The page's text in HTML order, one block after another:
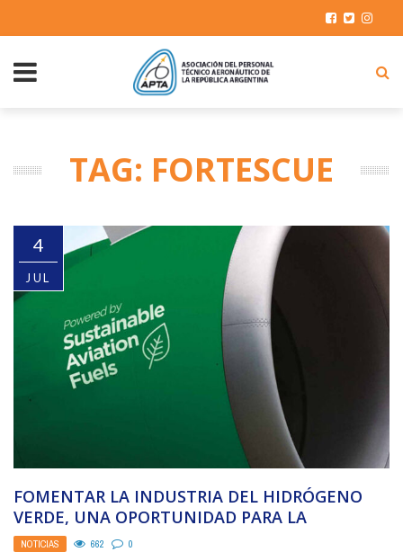
TAG: FORTESCUE
4
JUL
FOMENTAR LA INDUSTRIA DEL HIDRÓGENO
VERDE, UNA OPORTUNIDAD PARA LA
ARGENTINA Y LA TRANSICIÓN ENERGÉTICA
NOTICIAS 662 0